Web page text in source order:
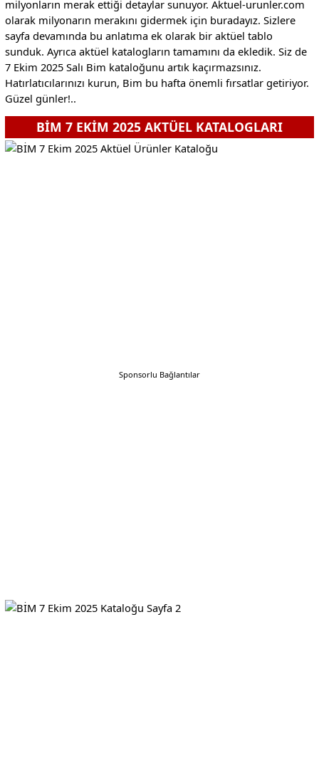
milyonların merak ettiği detaylar sunuyor. Aktuel-urunler.com
olarak milyonarın merakını gidermek için buradayız. Sizlere
sayfa devamında bu anlatıma ek olarak bir aktüel tablo
sunduk. Ayrıca aktüel katalogların tamamını da ekledik. Siz de
7 Ekim 2025 Salı Bim kataloğunu artık kaçırmazsınız.
Hatırlatıcılarınızı kurun, Bim bu hafta önemli fırsatlar getiriyor.
Güzel günler!..
BİM 7 EKİM 2025 AKTÜEL KATALOGLARI
Sponsorlu Bağlantılar